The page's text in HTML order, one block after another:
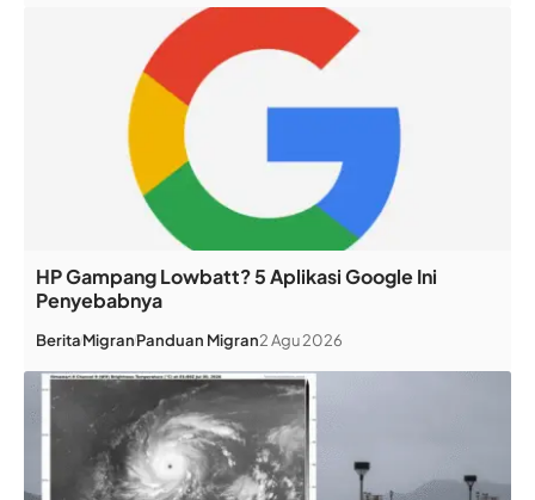
HP Gampang Lowbatt? 5 Aplikasi Google Ini
Penyebabnya
BeritaMigranPanduan Migran2 Agu 2026